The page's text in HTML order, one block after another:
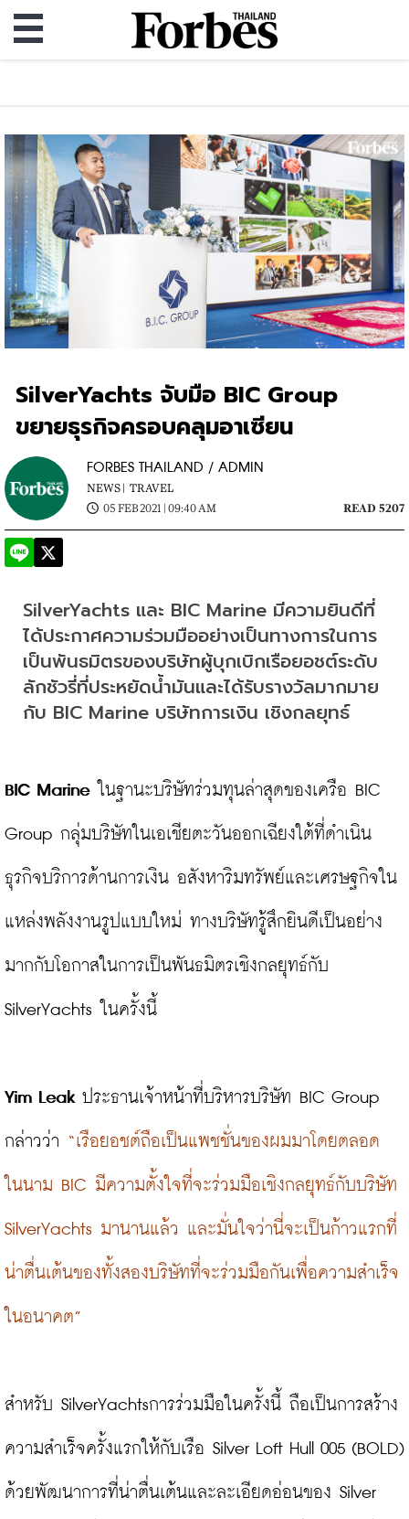
SilverYachts จับมือ BIC Group
ขยายธุรกิจครอบคลุมอาเซียน
FORBES THAILAND / ADMIN
NEWS | TRAVEL
05 FEB 2021 | 09:40 AM
READ 5207
SilverYachts และ BIC Marine มีความยินดีที่
ได้ประกาศความร่วมมืออย่างเป็นทางการในการ
เป็นพันธมิตรของบริษัทผู้บุกเบิกเรือยอชต์ระดับ
ลักชัวรี่ที่ประหยัดน้ำมันและได้รับรางวัลมากมาย
กับ BIC Marine บริษัทการเงิน เชิงกลยุทธ์
BIC Marine ในฐานะบริษัทร่วมทุนล่าสุดของเครือ BIC
Group กลุ่มบริษัทในเอเชียตะวันออกเฉียงใต้ที่ดำเนิน
ธุรกิจบริการด้านการเงิน อสังหาริมทรัพย์และเศรษฐกิจใน
แหล่งพลังงานรูปแบบใหม่ ทางบริษัทรู้สึกยินดีเป็นอย่าง
มากกับโอกาสในการเป็นพันธมิตรเชิงกลยุทธ์กับ
SilverYachts ในครั้งนี้
Yim Leak ประธานเจ้าหน้าที่บริหารบริษัท BIC Group
กล่าวว่า “เรือยอชต์ถือเป็นแพชชั่นของผมมาโดยตลอด
ในนาม BIC มีความตั้งใจที่จะร่วมมือเชิงกลยุทธ์กับบริษัท
SilverYachts มานานแล้ว และมั่นใจว่านี่จะเป็นก้าวแรกที่
น่าตื่นเต้นของทั้งสองบริษัทที่จะร่วมมือกันเพื่อความสำเร็จ
ในอนาคต”
สำหรับ SilverYachtsการร่วมมือในครั้งนี้ ถือเป็นการสร้าง
ความสำเร็จครั้งแรกให้กับเรือ Silver Loft Hull 005 (BOLD)
ด้วยพัฒนาการที่น่าตื่นเต้นและละเอียดอ่อนของ Silver